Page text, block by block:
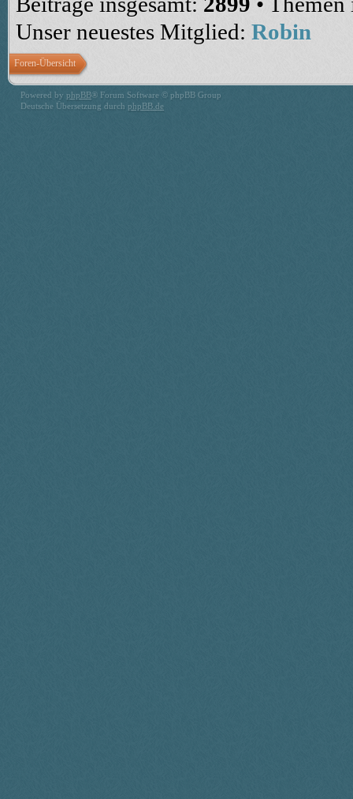
Unser neuestes Mitglied: Robin
Foren-Übersicht
Powered by phpBB® Forum Software © phpBB Group
Deutsche Übersetzung durch phpBB.de